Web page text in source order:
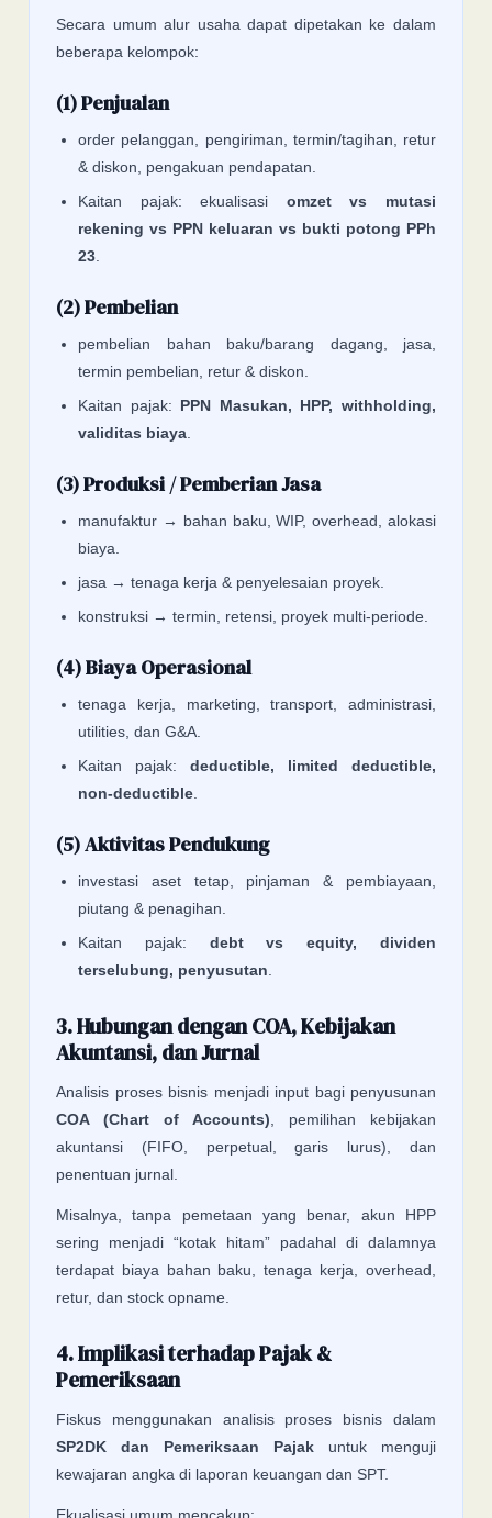
Secara umum alur usaha dapat dipetakan ke dalam
beberapa kelompok:
(1) Penjualan
order pelanggan, pengiriman, termin/tagihan, retur
& diskon, pengakuan pendapatan.
Kaitan pajak: ekualisasi omzet vs mutasi
rekening vs PPN keluaran vs bukti potong PPh
23
(2) Pembelian
pembelian bahan baku/barang dagang, jasa,
termin pembelian, retur & diskon.
Kaitan pajak: PPN Masukan, HPP, withholding,
validitas biaya
(3) Produksi / Pemberian Jasa
manufaktur → bahan baku, WIP, overhead, alokasi
biaya.
jasa → tenaga kerja & penyelesaian proyek.
konstruksi → termin, retensi, proyek multi-periode.
(4) Biaya Operasional
tenaga kerja, marketing, transport, administrasi,
utilities, dan G&A.
Kaitan pajak: deductible, limited deductible,
non-deductible
(5) Aktivitas Pendukung
investasi aset tetap, pinjaman & pembiayaan,
piutang & penagihan.
Kaitan pajak: debt vs equity, dividen
terselubung, penyusutan
3. Hubungan dengan COA, Kebijakan
Akuntansi, dan Jurnal
Analisis proses bisnis menjadi input bagi penyusunan
COA (Chart of Accounts) , pemilihan kebijakan
akuntansi (FIFO, perpetual, garis lurus), dan
penentuan jurnal.
Misalnya, tanpa pemetaan yang benar, akun HPP
sering menjadi “kotak hitam” padahal di dalamnya
terdapat biaya bahan baku, tenaga kerja, overhead,
retur, dan stock opname.
4. Implikasi terhadap Pajak &
Pemeriksaan
Fiskus menggunakan analisis proses bisnis dalam
SP2DK dan Pemeriksaan Pajak untuk menguji
kewajaran angka di laporan keuangan dan SPT.
Ekualisasi umum mencakup: